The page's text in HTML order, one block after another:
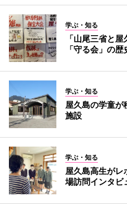
学ぶ・知る
「山尾三省と
「守る会」の
学ぶ・知る
屋久島の学童
施設
学ぶ・知る
屋久島高生が
場訪問インタビ